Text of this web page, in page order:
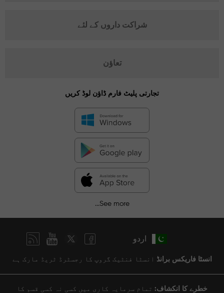
شراکت داروں کے لئے
تعاؤن
تجارتی پلیٹ فارم ڈاؤن لوڈ کریں
See more...
اردو
انسٹا فاریکس برانڈ انسٹا فنٹیک گروپ کا رجسٹرڈ ٹریڈ مارک ہے
خطرے کا انکشاف: تمام سرمایہ کاری میں کسی نہ کسی قسم کا